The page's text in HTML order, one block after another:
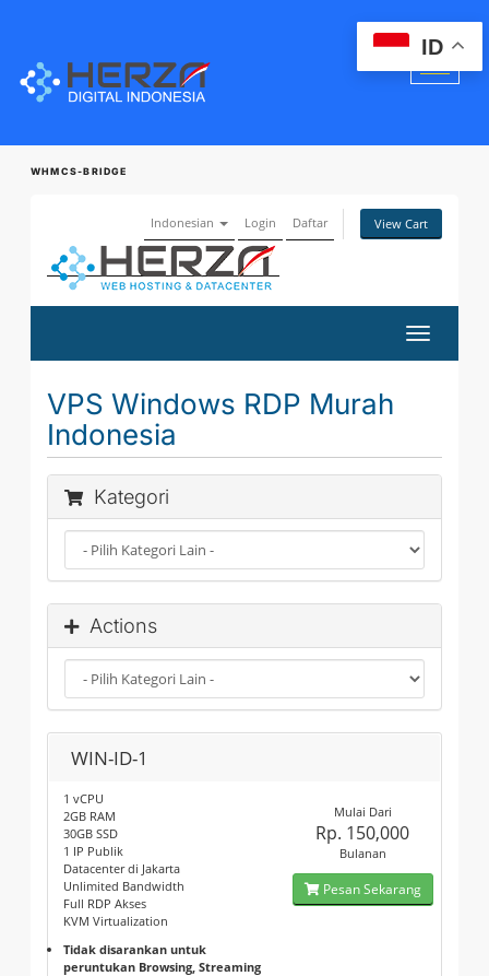
WHMCS-BRIDGE
Indonesian Login Daftar View Cart
Toggle
VPS Windows RDP Murah
Indonesia
Kategori
Actions
WIN-ID-1
1 vCPU
2GB RAM
30GB SSD
1 IP Publik
Datacenter di Jakarta
Unlimited Bandwidth
Full RDP Akses
KVM Virtualization
Tidak disarankan untuk
peruntukan Browsing, Streaming
Mulai Dari
Rp. 150,000
Bulanan
Pesan Sekarang
ID